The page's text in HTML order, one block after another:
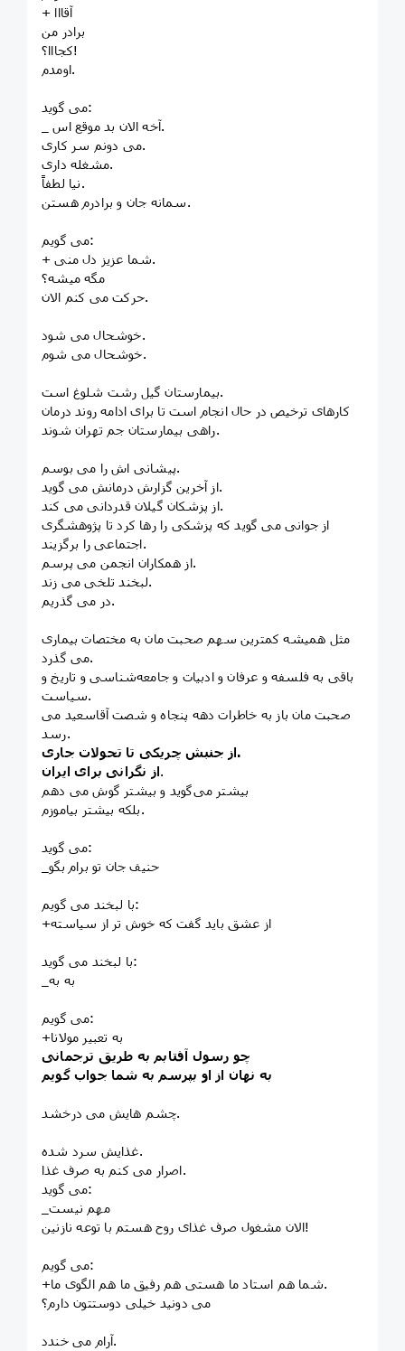
+ آقااا
برادر من
کجااا؟!
اومدم.
می گوید:
_ آخه الان بد موقع اس.
می دونم سر کاری.
مشغله داری.
نیا لطفاً.
سمانه جان و برادرم هستن.
می گویم:
+ شما عزیز دل منی.
مگه میشه؟
حرکت می کنم الان.
خوشحال می شود.
خوشحال می شوم.
بیمارستان گیل رشت شلوغ است.
کارهای ترخیص در حال انجام است تا برای ادامه روند درمان
راهی بیمارستان جم تهران شوند.
پیشانی اش را می بوسم.
از آخرین گزارش درمانش می گوید.
از پزشکان گیلان قدردانی می کند.
از جوانی می گوید که پزشکی را رها کرد تا پژوهشگری
اجتماعی را برگزیند.
از همکاران انجمن می پرسم.
لبخند تلخی می زند.
در می گذریم.
مثل همیشه کمترین سهم صحبت مان به مختصات بیماری
می گذرد.
باقی به فلسفه و عرفان و ادبیات و جامعه‌شناسی و تاریخ و
سیاست.
صحبت مان باز به خاطرات دهه پنجاه و شصت آقاسعید می
رسد.
از جنبش چریکی تا تحولات جاری.
از نگرانی برای ایران
.
بیشتر می‌گوید و بیشتر گوش می دهم
بلکه بیشتر بیاموزم.
می گوید:
_حنیف جان تو برام بگو
با لبخند می گویم:
+از عشق باید گفت که خوش تر از سیاسته
با لبخند می گوید:
_به به
می گویم:
+به تعبیر مولانا
چو رسول آفتابم به طریق ترجمانی
به نهان از او بپرسم به شما جواب گویم
چشم هایش می درخشد.
غذایش سرد شده.
اصرار می کنم به صرف غذا.
می گوید:
_مهم نیست
الان مشغول صرف غذای روح هستم با توعه نازنین!
می گویم:
+شما هم استاد ما هستی هم رفیق ما هم الگوی ما.
می دونید خیلی دوستتون دارم؟
آرام می خندد.